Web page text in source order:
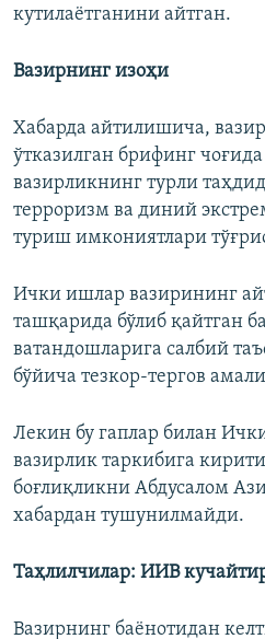
кутилаётганини айтган.
Вазирнинг изоҳи
Хабарда айтилишича,
ўтказилган брифинг
вазирликнинг турли
терроризм ва диний
туриш имкониятлари
Ички ишлар вазирининг
ташқарида бўлиб қайтган
ватандошларига салбий
бўйича тезкор-тергов
Лекин бу гаплар билан
вазирлик таркибига
боғлиқликни Абдусалом
хабардан тушунилмайди.
Таҳлилчилар: ИИВ
Вазирнинг баёнотидан